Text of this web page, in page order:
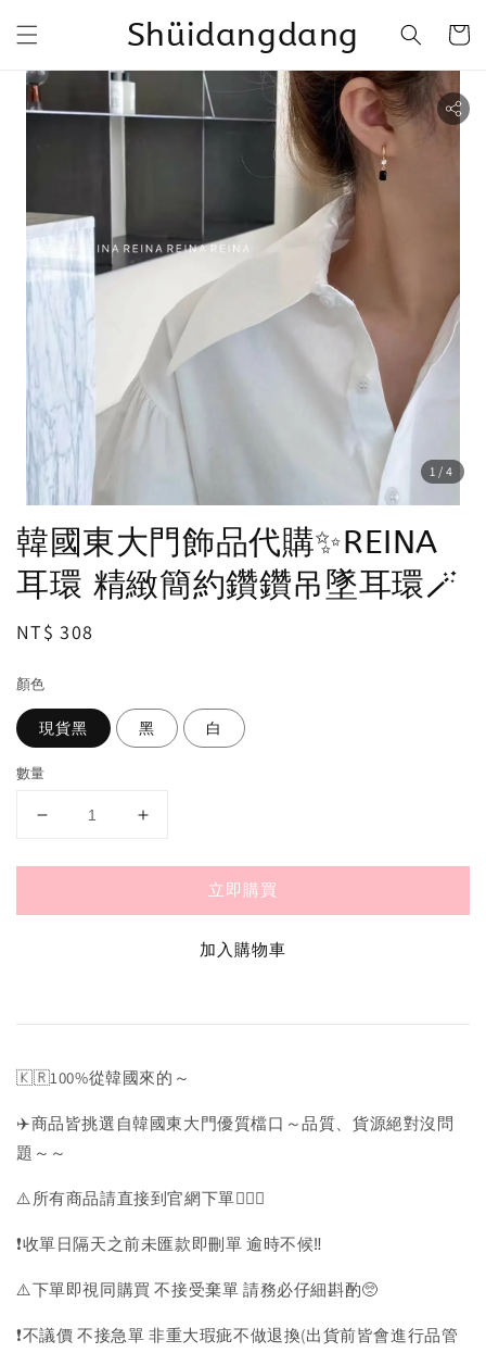
Shüidangdang
1 /4
韓國東大門飾品代購✨REINA
耳環 精緻簡約鑽鑽吊墜耳環🪄
Regular
NT$ 308
顏色
現貨黑 黑 白
數量
立即購買
加入購物車
🇰🇷100%從韓國來的～
✈️商品皆挑選自韓國東大門優質檔口～品質、貨源絕對沒問
題～～
⚠️所有商品請直接到官網下單💁🏻‍♀️
❗️收單日隔天之前未匯款即刪單 逾時不候‼️
⚠️下單即視同購買 不接受棄單 請務必仔細斟酌🥺
❗️不議價 不接急單 非重大瑕疵不做退換(出貨前皆會進行品管